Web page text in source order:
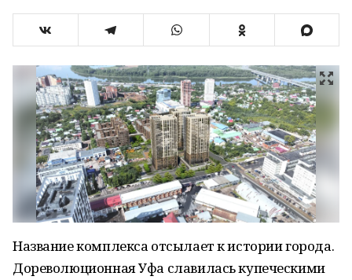
Название комплекса отсылает к истории города.
Дореволюционная Уфа славилась купеческими